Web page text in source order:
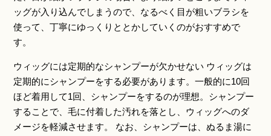
ッグが入り込んでしまうので、なるべく目が粗いブラシを
使って、丁寧にゆっくりととかしていくのがおすすめで
す。
ウィッグには定期的なシャンプーが欠かせない ウィッグは
定期的にシャンプーをする必要があります。一般的に10回
ほど着用して1回、シャンプーをするのが理想。シャンプー
することで、毛に付着した汚れを落とし、ウィッグへのダ
メージを軽減させます。 なお、シャンプーは、ぬるま湯に